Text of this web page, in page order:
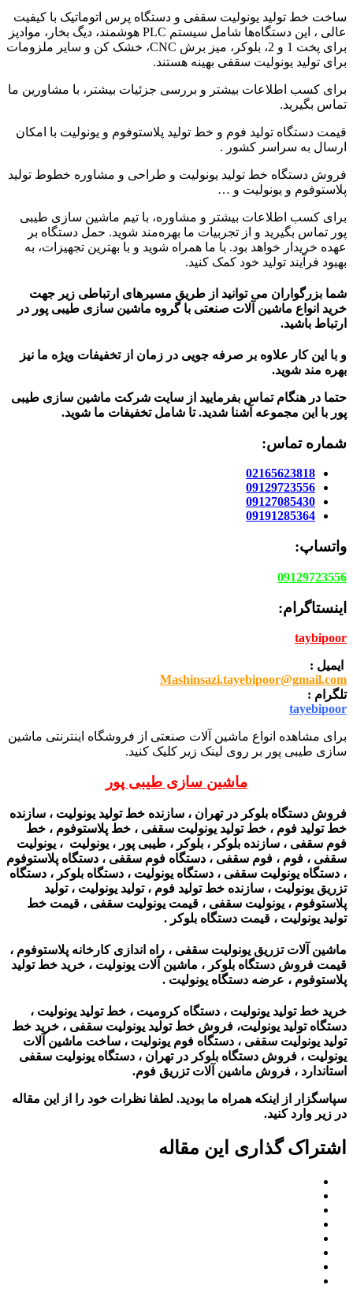
ساخت خط تولید یونولیت سقفی و دستگاه پرس اتوماتیک با کیفیت
عالی ، این دستگاه‌ها شامل سیستم PLC هوشمند، دیگ بخار، موادپز
برای پخت 1 و 2، بلوکر، میز برش CNC، خشک کن و سایر ملزومات
برای تولید یونولیت سقفی بهینه هستند.
برای کسب اطلاعات بیشتر و بررسی جزئیات بیشتر، با مشاورین ما
تماس بگیرید.
قیمت دستگاه تولید فوم و خط تولید پلاستوفوم و یونولیت با امکان
ارسال به سراسر کشور .
فروش دستگاه خط تولید یونولیت و طراحی و مشاوره خطوط تولید
پلاستوفوم و یونولیت و …
برای کسب اطلاعات بیشتر و مشاوره، با تیم ماشین سازی طیبی
پور تماس بگیرید و از تجربیات ما بهره‌مند شوید. حمل دستگاه بر
عهده خریدار خواهد بود. با ما همراه شوید و با بهترین تجهیزات، به
بهبود فرآیند تولید خود کمک کنید.
شما بزرگواران می توانید از طریق مسیرهای ارتباطی زیر جهت
خرید انواع ماشین آلات صنعتی با گروه ماشین سازی طیبی پور در
ارتباط باشید.
و با این کار علاوه بر صرفه جویی در زمان از تخفیفات ویژه ما نیز
بهره مند شوید.
حتما در هنگام تماس بفرمایید از سایت شرکت ماشین سازی طیبی
پور با این مجموعه آشنا شدید. تا شامل تخفیفات ما شوید.
شماره تماس:
02165623818
09129723556
09127085430
09191285364
واتساپ:
09129723556
اینستاگرام:
taybipoor
ایمیل :
Mashinsazi.tayebipoor@gmail.com
تلگرام :
tayebipoor
برای مشاهده انواع ماشین آلات صنعتی از فروشگاه اینترنتی ماشین
سازی طیبی پور بر روی لینک زیر کلیک کنید.
ماشین سازی طیبی پور
فروش دستگاه بلوکر در تهران ، سازنده خط تولید یونولیت ، سازنده
خط تولید فوم ، خط تولید یونولیت سقفی ، خط پلاستوفوم ، خط
فوم سقفی ، سازنده بلوکر ، بلوکر ، طیبی پور ، یونولیت ، یونولیت
سقفی ، فوم ، فوم سقفی ، دستگاه فوم سقفی ، دستگاه پلاستوفوم
، دستگاه یونولیت سقفی ، دستگاه یونولیت ، دستگاه بلوکر ، دستگاه
تزریق یونولیت ، سازنده خط تولید فوم ، تولید یونولیت ، تولید
پلاستوفوم ، یونولیت سقفی ، قیمت یونولیت سقفی ، قیمت خط
تولید یونولیت ، قیمت دستگاه بلوکر .
ماشین آلات تزریق یونولیت سقفی ، راه اندازی کارخانه پلاستوفوم ،
قیمت فروش دستگاه بلوکر ، ماشین آلات یونولیت‌ ، خرید خط تولید
پلاستوفوم ، عرضه دستگاه یونولیت .
خرید خط تولید یونولیت ، دستگاه کرومیت ، خط تولید یونولیت ،
دستگاه تولید یونولیت، فروش خط تولید یونولیت سقفی ، خرید خط
تولید یونولیت سقفی ، دستگاه فوم یونولیت ، ساخت ماشین آلات
یونولیت ، فروش دستگاه بلوکر در تهران ، دستگاه یونولیت سقفی
استاندارد ، فروش ماشین آلات تزریق فوم.
سپاسگزار از اینکه همراه ما بودید. لطفا نظرات خود را از این مقاله
در زیر وارد کنید.
اشتراک گذاری این مقاله